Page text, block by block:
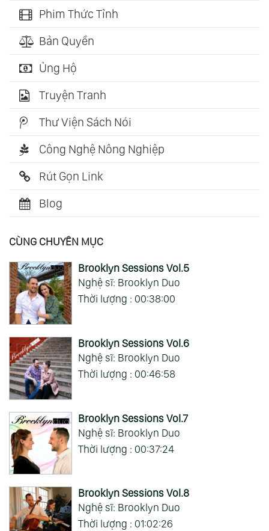
Phim Thức Tỉnh
Bản Quyền
Ủng Hộ
Truyện Tranh
Thư Viện Sách Nói
Công Nghệ Nông Nghiệp
Rút Gọn Link
Blog
CÙNG CHUYÊN MỤC
Brooklyn Sessions Vol.5
Nghệ sĩ: Brooklyn Duo
Thời lượng : 00:38:00
Brooklyn Sessions Vol.6
Nghệ sĩ: Brooklyn Duo
Thời lượng : 00:46:58
Brooklyn Sessions Vol.7
Nghệ sĩ: Brooklyn Duo
Thời lượng : 00:37:24
Brooklyn Sessions Vol.8
Nghệ sĩ: Brooklyn Duo
Thời lượng : 01:02:26